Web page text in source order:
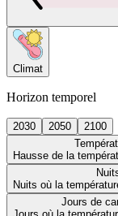
Climat
Horizon temporel
2030 2050
2100
Hausse de la
Nuits où la
Jours de